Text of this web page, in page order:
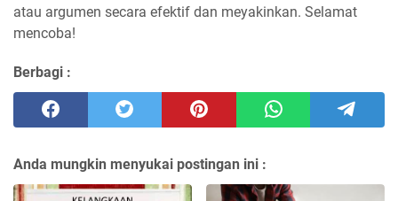
atau argumen secara efektif dan meyakinkan. Selamat
mencoba!
Berbagi :
Anda mungkin menyukai postingan ini :